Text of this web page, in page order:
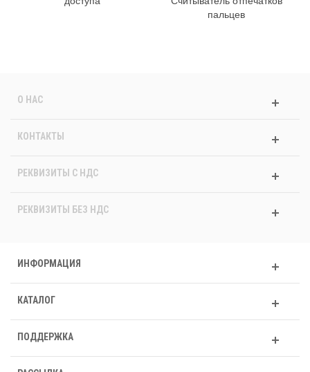
пальцев
О НАС
КОНТАКТЫ
РЕКВИЗИТЫ C НДС
РЕКВИЗИТЫ БЕЗ НДС
ИНФОРМАЦИЯ
КАТАЛОГ
ПОДДЕРЖКА